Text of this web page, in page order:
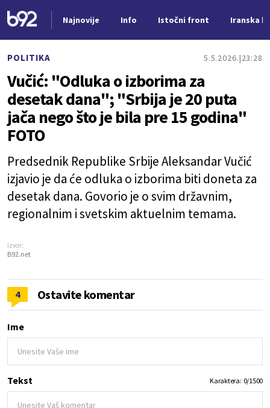
Najnovije Info Istočni front Iranska
POLITIKA 5.5.2026. 23:28
Vučić: "Odluka o izborima za
desetak dana"; "Srbija je 20 puta
jača nego što je bila pre 15 godina"
FOTO
Predsednik Republike Srbije Aleksandar Vučić
izjavio je da će odluka o izborima biti doneta za
desetak dana. Govorio je o svim državnim,
regionalnim i svetskim aktuelnim temama.
Izvor:
B92.net
4 Ostavite komentar
Ime
Tekst Karaktera: 0/1500